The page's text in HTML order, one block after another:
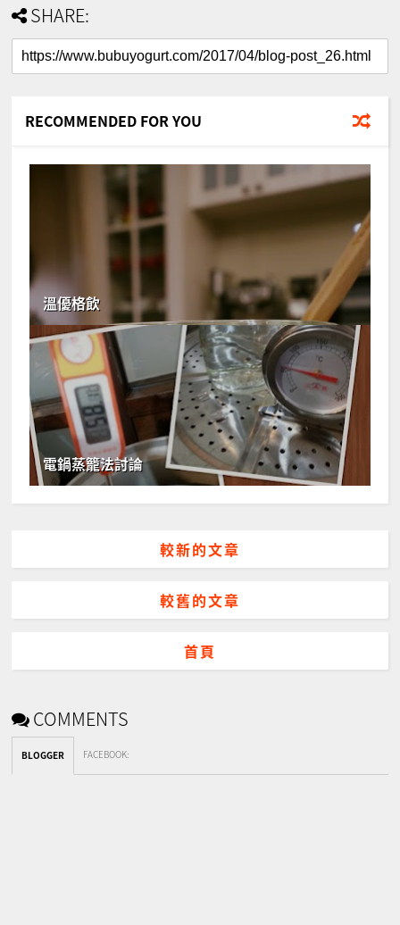
SHARE:
RECOMMENDED FOR YOU
溫優格飲
電鍋蒸籠法討論
較新的文章
較舊的文章
首頁
COMMENTS
BLOGGER FACEBOOK: